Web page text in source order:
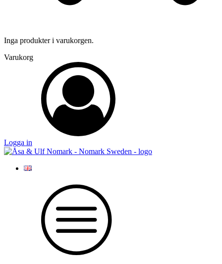
Inga produkter i varukorgen.
Varukorg
Logga in